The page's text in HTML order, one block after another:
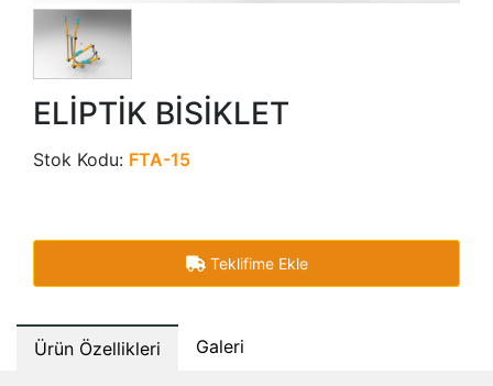
ELİPTİK BİSİKLET
Stok Kodu: FTA-15
Teklifime Ekle
Ürün Özellikleri Galeri